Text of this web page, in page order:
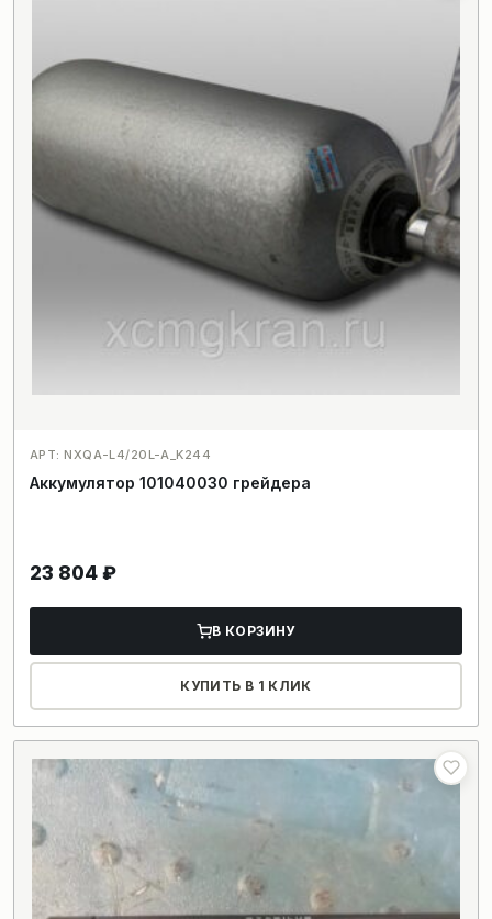
АРТ: NXQA-L4/20L-A_K244
Аккумулятор 101040030 грейдера
23 804 ₽
В КОРЗИНУ
КУПИТЬ В 1 КЛИК